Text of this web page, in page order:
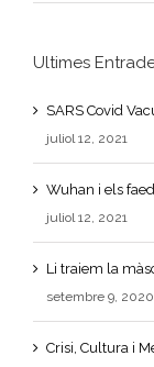
Ultimes
SARS Covid
juliol 12, 2021
Wuhan i els
juliol 12, 2021
Li traiem la
setembre 9, 2020
Crisi, Cultura i